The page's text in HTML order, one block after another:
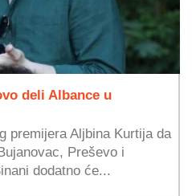
deli Albance u
premijera Aljbina Kurtija da
Preševo i
dodatno će...